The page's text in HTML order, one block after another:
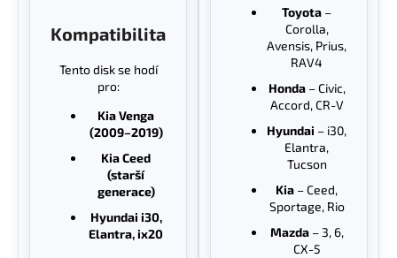
Kompatibilita
Tento disk se hodí
pro:
Kia Venga
(2009–2019)
Kia Ceed
(starší
generace)
Hyundai i30,
Elantra, ix20
Toyota –
Corolla,
Avensis, Prius,
RAV4
Honda– Civic,
Accord, CR-V
Hyundai – i30,
Elantra,
Tucson
Kia – Ceed,
Sportage, Rio
Mazda– 3, 6,
CX-5